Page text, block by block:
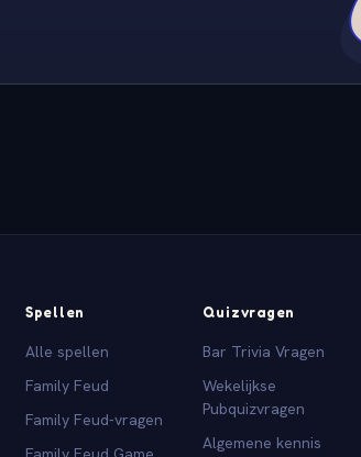
Spellen
Alle spellen
Family Feud
Family Feud-vragen
Quizvragen
Bar Trivia Vragen
Wekelijkse
Pubquizvragen
Algemene kennis